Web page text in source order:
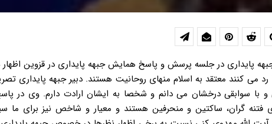
پایداری در جلسه پرسش و پاسخ همایش جبهه پایداری در قزوین اظهار
می کنند معتقد به اسلام منهای روحانیت هستند. دبیر جبهه پایداری
و با سوابقی درخشان می دانم و شخصا به ایشان ارادت دارم. وی در
فتنه گران، ساکتین و منحرفین هستند و معیار و شاخص نیز برای